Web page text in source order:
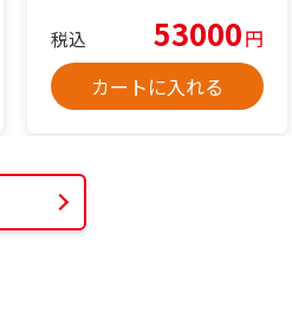
税込 53000円
カートに入れる